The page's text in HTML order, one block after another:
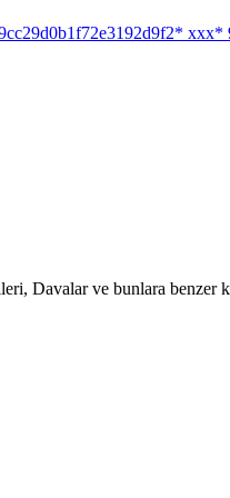
ххх*
Davalar ve bunlara benzer